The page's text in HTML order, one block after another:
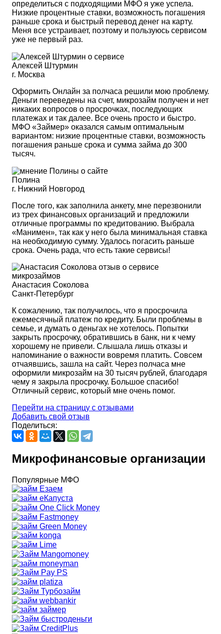
определиться с подходящими МФО я уже успела.
Низкие процентные ставки, возможность погашения
раньше срока и быстрый перевод денег на карту.
Меня все устраивает, поэтому и пользуюсь сервисом
уже не первый раз.
Алексей Штурмин
г. Москва
Оформить Онлайн за полчаса решили мою проблему.
Деньги переведены на счет, микрозайм получен и нет
никаких вопросов о просрочках, последующих
платежах и так далее. Все очень просто и быстро.
МФО «Займер» оказался самым оптимальным
вариантом: низкие процентные ставки, возможность
погашения раньше срока и сумма займа до 300
тысяч.
Полина
г. Нижний Новгород
После того, как заполнила анкету, мне перезвонили
из трех финансовых организаций и предложили
отличные программы по кредитованию. Выбрала
«Манимен», так как у него была минимальная ставка
на необходимую сумму. Удалось погасить раньше
срока. Очень рада, что есть такие сервисы!
Анастасия Соколова
Санкт-Петербург
К сожалению, так получилось, что я просрочила
ежемесячный платеж по кредиту. Были проблемы в
семье, и думать о деньгах не хотелось. Попытки
закрыть просрочку, обратившись в банк, ни к чему
хорошему не привели. Слышала лишь отказы и
напоминание о важности вовремя платить. Совсем
отчаявшись, зашла на сайт. Через полчаса мне
оформили микрозайм на 30 тысяч рублей, благодаря
чему я закрыла просрочку. Большое спасибо!
Отличный сервис, который мне очень помог.
Перейти на страницу с отзывами
Добавить свой отзыв
Поделиться:
Микрофинансовые организации
Популярные МФО